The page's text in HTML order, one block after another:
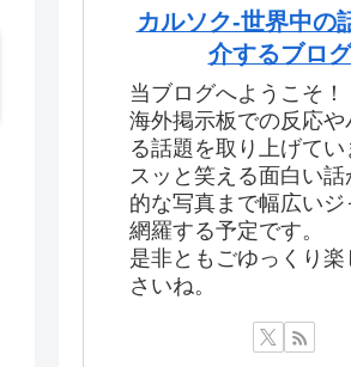
カルソク-世界中の
介するブロ
当ブログへようこそ！
海外掲示板での反応や
る話題を取り上げてい
スッと笑える面白い話
的な写真まで幅広いジ
網羅する予定です。
是非ともごゆっくり
さいね。